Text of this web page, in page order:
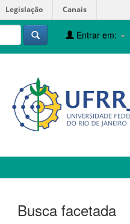
Legislação Canais
Entrar em:
Busca facetada